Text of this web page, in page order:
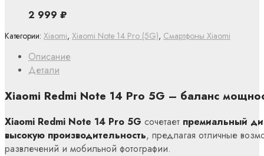
Описание
Детали
Xiaomi Redmi Note 14 Pro 5G – баланс
Xiaomi Redmi Note 14 Pro 5G сочетает премиальный
высокую производительность, предлагая отличные
развлечений и мобильной фотографии.
Категории: Xiaomi, Xiaomi Note 14 Pro (5G), Смартфоны Xiaomi
2 999 ₽